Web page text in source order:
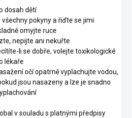
dosah dětí
pokyny a řiďte se jimi
omyjte ruce
nepijte ani nekuřte
li se dobře, volejte toxikologické
lékaře
očí opatrně vyplachujte vodou,
jsou nasazeny a lze je snadno
v souladu s platnými předpisy